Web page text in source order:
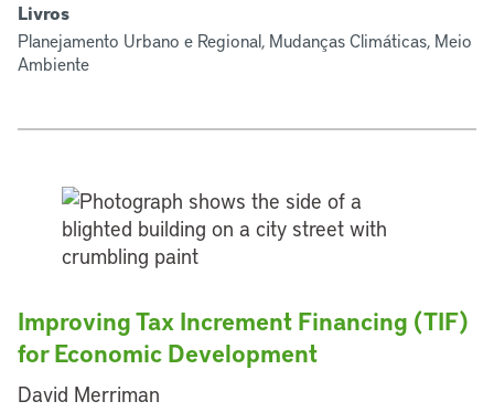
Livros
Planejamento Urbano e Regional, Mudanças Climáticas, Meio
Ambiente
Improving Tax Increment Financing (TIF)
for Economic Development
David Merriman